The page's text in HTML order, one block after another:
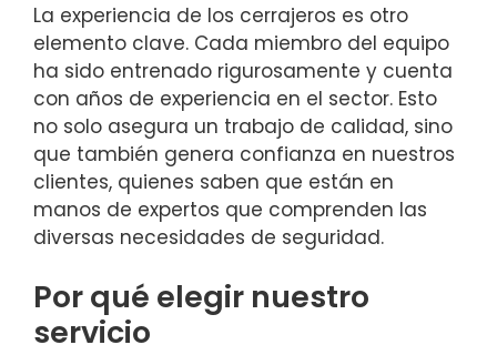
La experiencia de los cerrajeros es otro
elemento clave. Cada miembro del equipo
ha sido entrenado rigurosamente y cuenta
con años de experiencia en el sector. Esto
no solo asegura un trabajo de calidad, sino
que también genera confianza en nuestros
clientes, quienes saben que están en
manos de expertos que comprenden las
diversas necesidades de seguridad.
Por qué elegir nuestro
servicio